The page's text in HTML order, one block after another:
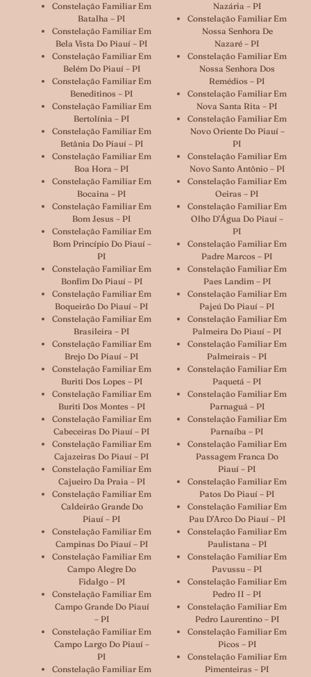
Constelação Familiar Em
Batalha – PI
Constelação Familiar Em
Bela Vista Do Piauí – PI
Constelação Familiar Em
Belém Do Piauí – PI
Constelação Familiar Em
Beneditinos – PI
Constelação Familiar Em
Bertolínia – PI
Constelação Familiar Em
Betânia Do Piauí – PI
Constelação Familiar Em
Boa Hora – PI
Constelação Familiar Em
Bocaina – PI
Constelação Familiar Em
Bom Jesus – PI
Constelação Familiar Em
Bom Princípio Do Piauí –
PI
Constelação Familiar Em
Bonfim Do Piauí – PI
Constelação Familiar Em
Boqueirão Do Piauí – PI
Constelação Familiar Em
Brasileira – PI
Constelação Familiar Em
Brejo Do Piauí – PI
Constelação Familiar Em
Buriti Dos Lopes – PI
Constelação Familiar Em
Buriti Dos Montes – PI
Constelação Familiar Em
Cabeceiras Do Piauí – PI
Constelação Familiar Em
Cajazeiras Do Piauí – PI
Constelação Familiar Em
Cajueiro Da Praia – PI
Constelação Familiar Em
Caldeirão Grande Do
Piauí – PI
Constelação Familiar Em
Campinas Do Piauí – PI
Constelação Familiar Em
Campo Alegre Do
Fidalgo – PI
Constelação Familiar Em
Campo Grande Do Piauí
– PI
Constelação Familiar Em
Campo Largo Do Piauí –
PI
Constelação Familiar Em
Nazária – PI
Constelação Familiar Em
Nossa Senhora De
Nazaré – PI
Constelação Familiar Em
Nossa Senhora Dos
Remédios – PI
Constelação Familiar Em
Nova Santa Rita – PI
Constelação Familiar Em
Novo Oriente Do Piauí –
PI
Constelação Familiar Em
Novo Santo Antônio – PI
Constelação Familiar Em
Oeiras – PI
Constelação Familiar Em
Olho D’Água Do Piauí –
PI
Constelação Familiar Em
Padre Marcos – PI
Constelação Familiar Em
Paes Landim – PI
Constelação Familiar Em
Pajeú Do Piauí – PI
Constelação Familiar Em
Palmeira Do Piauí – PI
Constelação Familiar Em
Palmeirais – PI
Constelação Familiar Em
Paquetá – PI
Constelação Familiar Em
Parnaguá – PI
Constelação Familiar Em
Parnaíba – PI
Constelação Familiar Em
Passagem Franca Do
Piauí – PI
Constelação Familiar Em
Patos Do Piauí – PI
Constelação Familiar Em
Pau D’Arco Do Piauí – PI
Constelação Familiar Em
Paulistana – PI
Constelação Familiar Em
Pavussu – PI
Constelação Familiar Em
Pedro II – PI
Constelação Familiar Em
Pedro Laurentino – PI
Constelação Familiar Em
Picos – PI
Constelação Familiar Em
Pimenteiras – PI